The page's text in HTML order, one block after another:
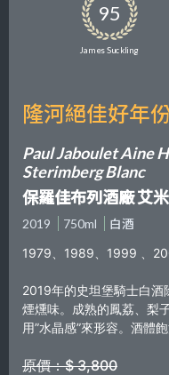
95
James Suckling
隆河絕佳好年
Paul Jaboulet Aine
Sterimberg Blanc
保羅佳布列酒廠 艾
2019 750ml
白酒
1979、1989、1999 、
2019年的史坦堡騎士白酒
煙燻味。成熟的鳳荔、梨
用”水晶感”來形容。酒體
原價：$ 3,800